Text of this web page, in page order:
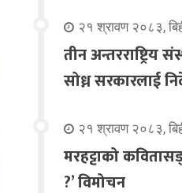
२१ श्रावण २०८३,
तीन अन्तरराष्ट्रिय
सोध्न सरकारलाई
२१ श्रावण २०८३,
मरहट्टाको
?’ विमोचन